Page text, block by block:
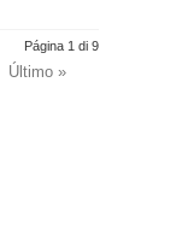
Página 1 di 9
Último »